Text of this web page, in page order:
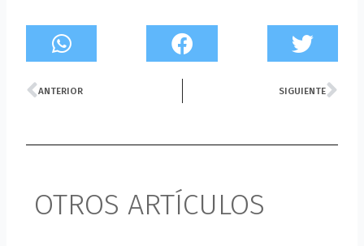
Prev
ANTERIOR SIGUIENTE
OTROS ARTÍCULOS